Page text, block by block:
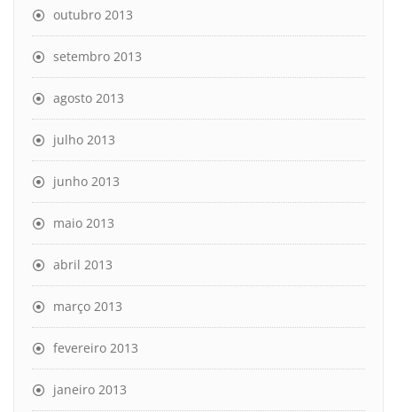
outubro 2013
setembro 2013
agosto 2013
julho 2013
junho 2013
maio 2013
abril 2013
março 2013
fevereiro 2013
janeiro 2013